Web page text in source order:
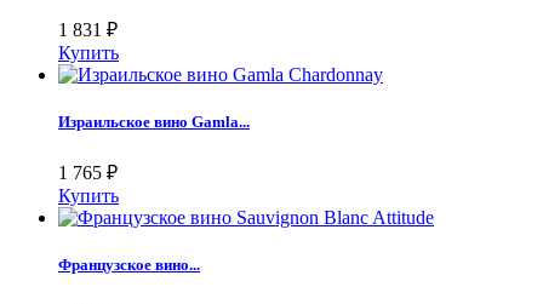
1 831 ₽
Купить
Израильское вино Gamla...
1 765 ₽
Купить
Французское вино...